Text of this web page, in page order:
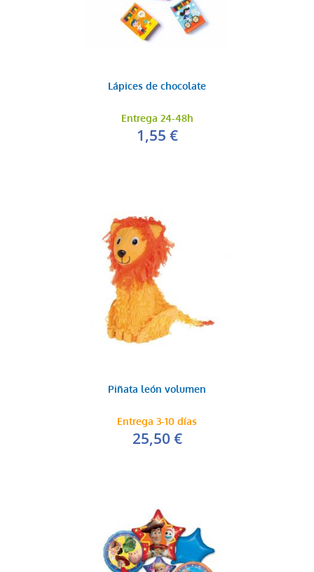
Lápices de chocolate
Entrega 24-48h
1,55 €
Piñata león volumen
Entrega 3-10 días
25,50 €